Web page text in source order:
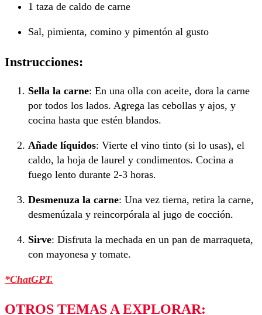
1 taza de caldo de carne
Sal, pimienta, comino y pimentón al gusto
Instrucciones:
Sella la carne: En una olla con aceite, dora la carne
por todos los lados. Agrega las cebollas y ajos, y
cocina hasta que estén blandos.
Añade líquidos: Vierte el vino tinto (si lo usas), el
caldo, la hoja de laurel y condimentos. Cocina a
fuego lento durante 2-3 horas.
Desmenuza la carne: Una vez tierna, retira la carne,
desmenúzala y reincorpórala al jugo de cocción.
Sirve: Disfruta la mechada en un pan de marraqueta,
con mayonesa y tomate.
*ChatGPT.
OTROS TEMAS A EXPLORAR: